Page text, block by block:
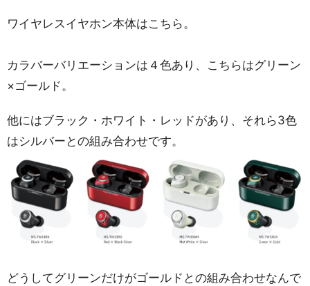
ワイヤレスイヤホン本体はこちら。
カラバーバリエーションは４色あり、こちらはグリーン
×ゴールド。
他にはブラック・ホワイト・レッドがあり、それら3色
はシルバーとの組み合わせです。
どうしてグリーンだけがゴールドとの組み合わせなんで